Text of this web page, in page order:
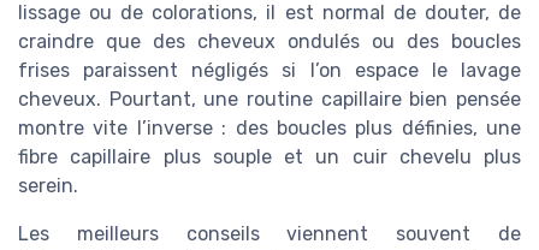
lissage ou de colorations, il est normal de douter, de
craindre que des cheveux ondulés ou des boucles
frises paraissent négligés si l’on espace le lavage
cheveux. Pourtant, une routine capillaire bien pensée
montre vite l’inverse : des boucles plus définies, une
fibre capillaire plus souple et un cuir chevelu plus
serein.
Les meilleurs conseils viennent souvent de